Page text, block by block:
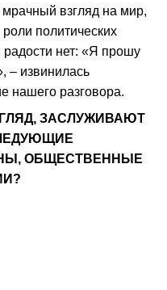
взгляд на мир,
политических
нет: «Я прошу
– извинилась
нашего разговора.
ЗАСЛУЖИВАЮТ
ОБЩЕСТВЕННЫЕ